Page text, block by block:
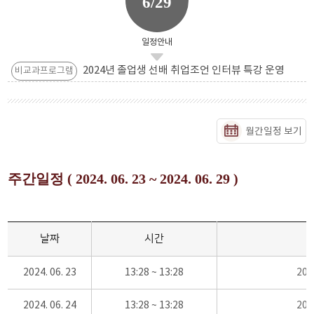
일정안내
비교과프로그램 2024년 졸업생 선배 취업조언 인터뷰 특강 운영
월간일정 보기
주간일정 ( 2024. 06. 23 ~ 2024. 06. 29 )
날짜 시간
2024. 06. 23 13:28 ~ 13:28
2024. 06. 24 13:28 ~ 13:28